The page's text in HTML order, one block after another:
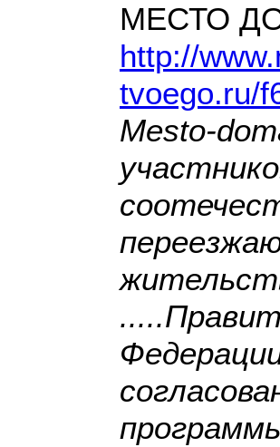
МЕСТО
http://
tvoego.ru/
Mesto-